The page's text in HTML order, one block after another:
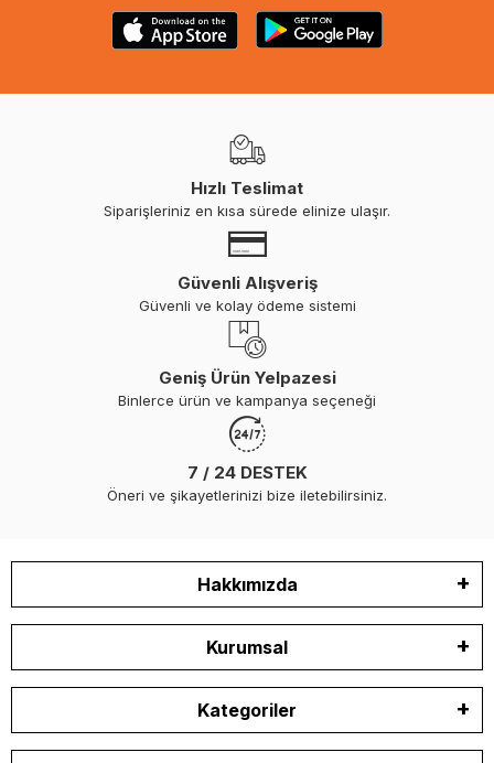
Hızlı Teslimat
Siparişleriniz en kısa sürede elinize ulaşır.
Güvenli Alışveriş
Güvenli ve kolay ödeme sistemi
Geniş Ürün Yelpazesi
Binlerce ürün ve kampanya seçeneği
7 / 24 DESTEK
Öneri ve şikayetlerinizi bize iletebilirsiniz.
Hakkımızda
Kurumsal
Kategoriler